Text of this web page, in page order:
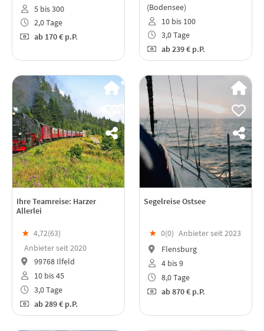
5 bis 300
2,0 Tage
ab170 € p.P.
(Bodensee)
10 bis 100
3,0 Tage
ab239 € p.P.
Ihre Teamreise: Harzer
Allerlei
★ 4,72(63)
Anbieter seit 2020
99768 Ilfeld
10 bis 45
3,0 Tage
ab289 € p.P.
Segelreise Ostsee
★ 0(0) Anbieter seit 2023
Flensburg
4 bis 9
8,0 Tage
ab870 € p.P.